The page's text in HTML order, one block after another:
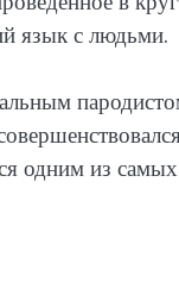
язык с людьми.
одним из